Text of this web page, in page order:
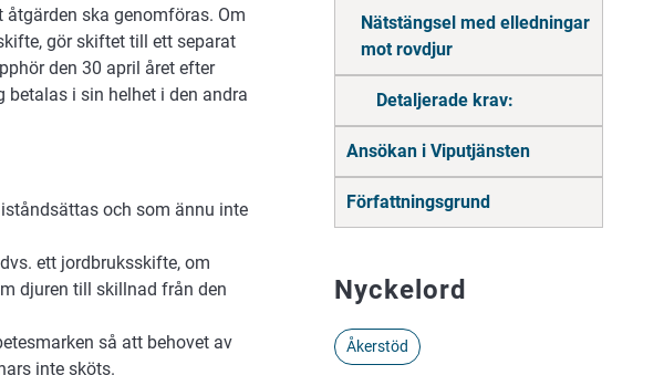
Nätstängsel med elledningar
mot rovdjur
Detaljerade krav:
Ansökan i Viputjänsten
Författningsgrund
Nyckelord
Åkerstöd
ska genomföras. Om
gör skiftet till ett separat
den 30 april året efter
i sin helhet i den andra
och som ännu inte
ett jordbruksskifte, om
djuren till skillnad från den
så att behovet av
inte sköts.